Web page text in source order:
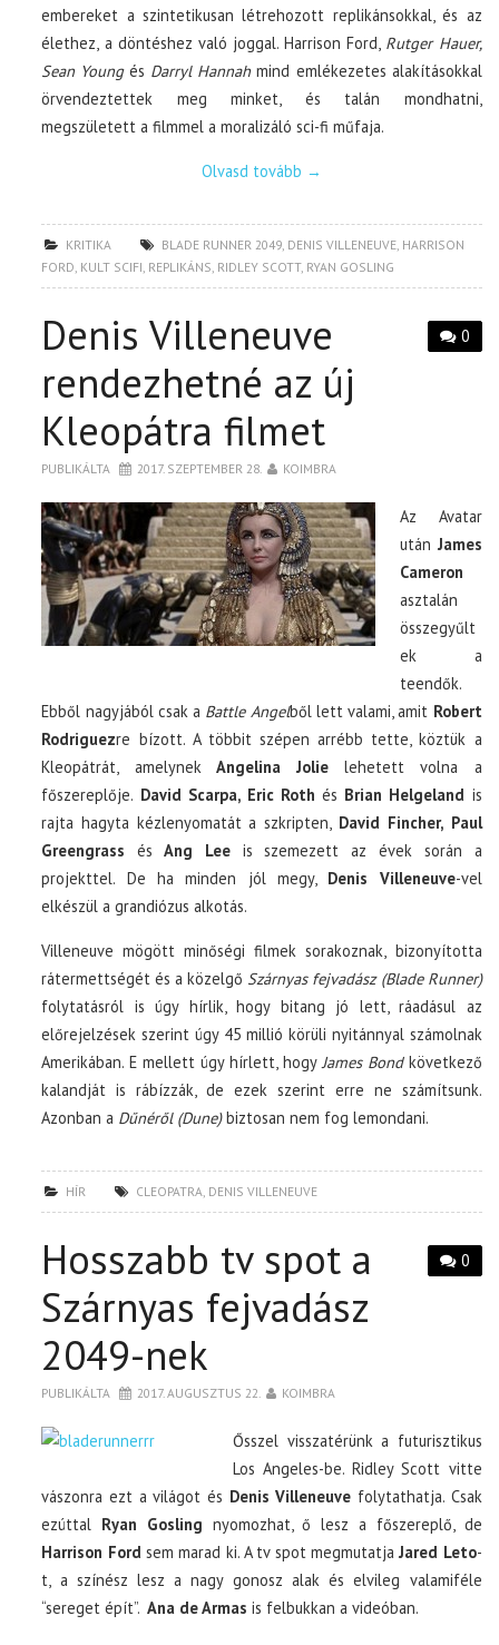
embereket a szintetikusan létrehozott replikánsokkal, és az
élethez, a döntéshez való joggal. Harrison Ford, Rutger Hauer,
Sean Youngés Darryl Hannahmind emlékezetes alakításokkal
örvendeztettek meg minket, és talán mondhatni,
megszületett a filmmel a moralizáló sci-fi műfaja.
Olvasd tovább →
KRITIKA BLADE RUNNER 2049, DENIS VILLENEUVE, HARRISON
FORD, KULT SCIFI, REPLIKÁNS, RIDLEY SCOTT, RYAN GOSLING
0
Denis Villeneuve
rendezhetné az új
Kleopátra filmet
PUBLIKÁLTA 2017. SZEPTEMBER 28. KOIMBRA
Az Avatar
után James
Cameron
asztalán
összegyűlt
ek a
teendők.
Ebből nagyjából csak a Battle Angelből lett valami, amit Robert
Rodriguezre bízott. A többit szépen arrébb tette, köztük a
Kleopátrát, amelynekAngelina Jolielehetett volna a
főszereplője. David Scarpa, Eric Rothés Brian Helgeland is
rajta hagyta kézlenyomatát a szkripten,David Fincher, Paul
Greengrassés Ang Leeis szemezett az évek során a
projekttel. De ha minden jól megy, Denis Villeneuve-vel
elkészül a grandiózus alkotás.
Villeneuve mögött minőségi filmek sorakoznak, bizonyította
rátermettségét és a közelgő Szárnyas fejvadász (Blade Runner)
folytatásról is úgy hírlik, hogy bitang jó lett, ráadásul az
előrejelzések szerint úgy 45 millió körüli nyitánnyal számolnak
Amerikában. E mellett úgy hírlett, hogyJames Bondkövetkező
kalandját is rábízzák, de ezek szerint erre ne számítsunk.
Azonban a Dűnéről (Dune)biztosan nem fog lemondani.
HÍR CLEOPATRA, DENIS VILLENEUVE
0
Hosszabb tv spot a
Szárnyas fejvadász
2049-nek
PUBLIKÁLTA 2017. AUGUSZTUS 22. KOIMBRA
Ősszel visszatérünk a futurisztikus
Los Angeles-be. Ridley Scott vitte
vászonra ezt a világot és Denis Villeneuve folytathatja. Csak
ezúttal Ryan Gosling nyomozhat, ő lesz a főszereplő, de
Harrison Ford sem marad ki. A tv spot megmutatja Jared Leto-
t, a színész lesz a nagy gonosz alak és elvileg valamiféle
“sereget épít”. Ana de Armas is felbukkan a videóban.